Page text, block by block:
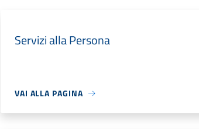
Servizi alla Persona
VAI ALLA PAGINA